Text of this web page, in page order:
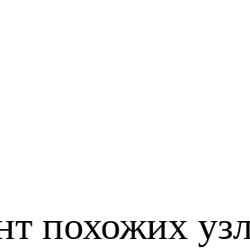
похожих